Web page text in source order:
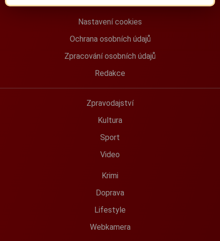
Nastavení cookies
Ochrana osobních údajů
Zpracování osobních údajů
Redakce
Zpravodajství
Kultura
Sport
Video
Krimi
Doprava
Lifestyle
Webkamera